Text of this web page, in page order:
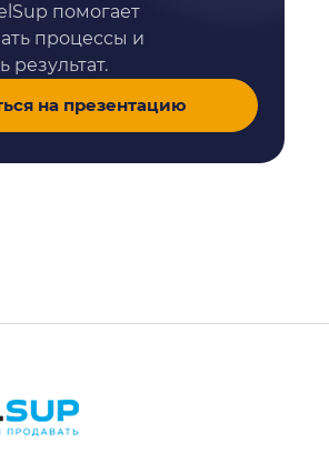
помогает
процессы и
результат.
на презентацию